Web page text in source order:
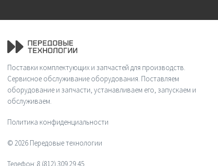
Поставки комплектующих и запчастей для производств.
Сервисное обслуживание оборудования. Поставляем
оборудование и запчасти, устанавливаем его, запускаем и
обслуживаем.
Политика конфиденциальности
© 2026 Передовые технологии
Телефон: 8 (812) 309 29 45